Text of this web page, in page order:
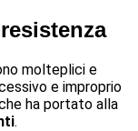
molteplici e
e improprio
ha portato alla
.